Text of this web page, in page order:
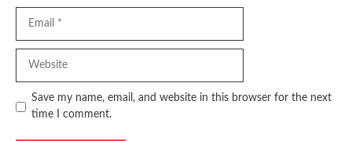
Save my name, email, and website in this browser for the next
time I comment.